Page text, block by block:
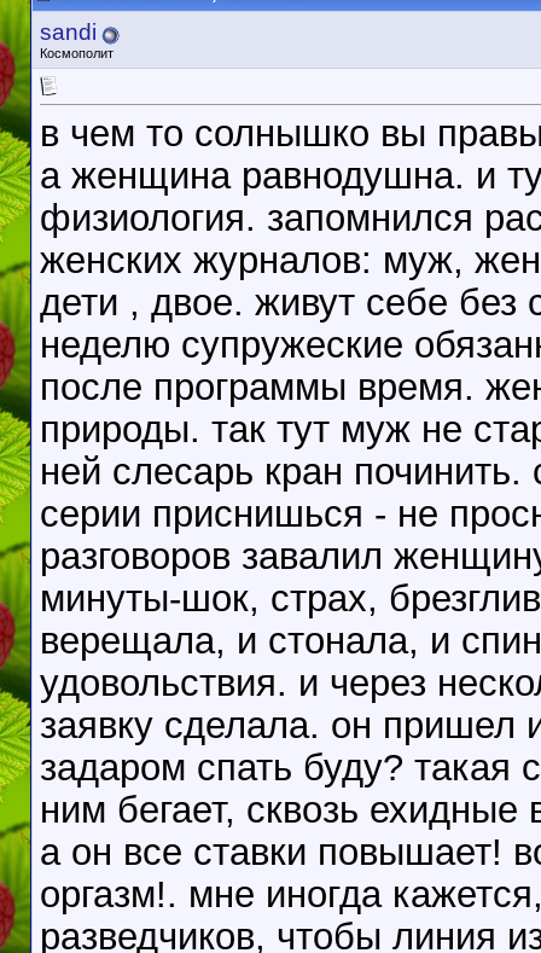
sandi
Космополит
в чем то солнышко вы
а женщина равнодушна. и
физиология. запомнился
женских журналов: муж,
дети , двое. живут себе без
неделю супружеские
после программы время.
природы. так тут муж не
ней слесарь кран
серии приснишься - не
разговоров завалил
минуты-шок, страх,
верещала, и стонала, и
удовольствия. и через
заявку сделала. он пришел
задаром спать буду? такая
ним бегает, сквозь
а он все ставки повышает!
оргазм!. мне иногда
разведчиков, чтобы линия